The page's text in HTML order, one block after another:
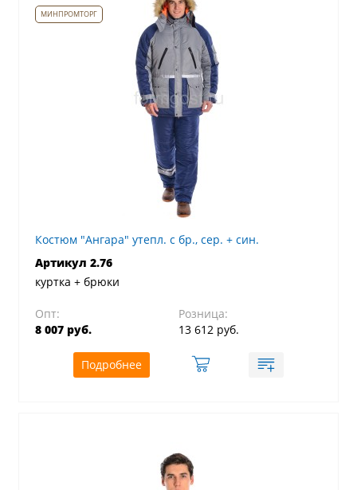
Костюм "Ангара" утепл. с бр., сер. + син.
Артикул 2.76
куртка + брюки
Опт:
8 007 руб.
Розница:
13 612 руб.
Подробнее